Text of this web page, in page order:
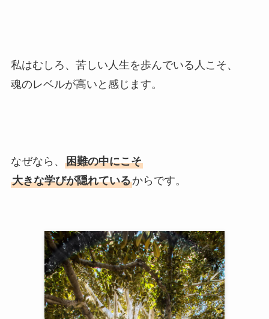
私はむしろ、苦しい人生を歩んでいる人こそ、
魂のレベルが高いと感じます。
なぜなら、 困難の中にこそ
大きな学びが隠れているからです。